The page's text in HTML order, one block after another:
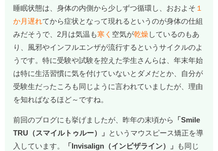
睡眠状態は、身体の内側から少しずつ循環し、おおよそ １
か月遅れてから症状となって現れるというのが身体の仕組
みだそうで、2月は気温も寒く 空気が乾燥 しているのもあ
り、風邪やインフルエンザが流行するというサイクルのよ
うです。特に受験や試験を控えた学生さんらは、年末年始
は特に生活習慣に気を付けていないとダメだとか、自分が
受験生だったころも同じように言われていましたが、理由
を知ればなるほど～ですね。
前回のブログにも挙げましたが、昨年の末頃から
「Smile
TRU（スマイルトゥルー）」 というマウスピース矯正を導
入しています。
「Invisalign（インビザライン）」
も同じ